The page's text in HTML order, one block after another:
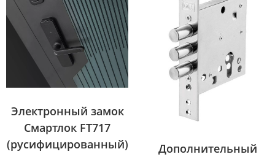
Электронный замок
Смартлок FT717
(русифицированный)
Дополнительный